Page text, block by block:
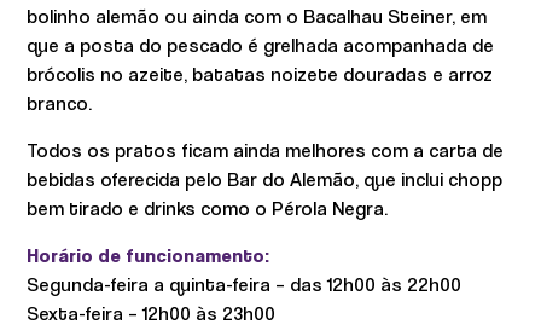
bolinho alemão ou ainda com o Bacalhau Steiner, em
que a posta do pescado é grelhada acompanhada de
brócolis no azeite, batatas noizete douradas e arroz
branco.
Todos os pratos ficam ainda melhores com a carta de
bebidas oferecida pelo Bar do Alemão, que inclui chopp
bem tirado e drinks como o Pérola Negra.
Horário de funcionamento:
Segunda-feira a quinta-feira – das 12h00 às 22h00
Sexta-feira – 12h00 às 23h00